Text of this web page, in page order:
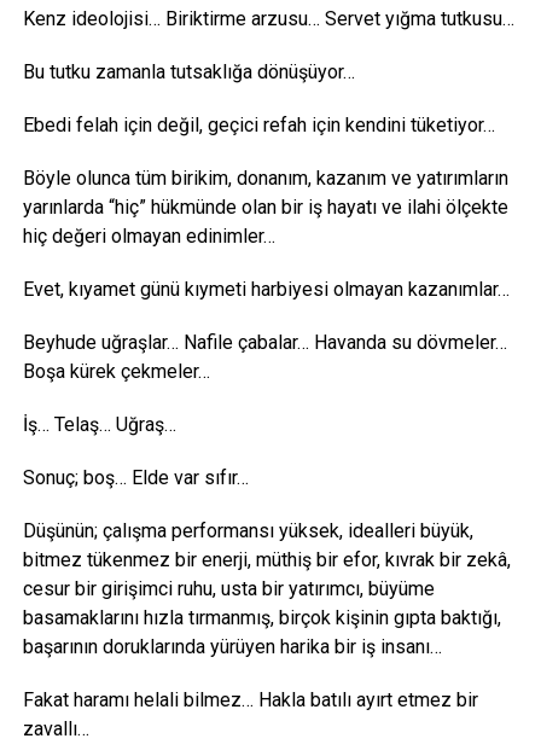
Kenz ideolojisi… Biriktirme arzusu… Servet yığma tutkusu…
Bu tutku zamanla tutsaklığa dönüşüyor…
Ebedi felah için değil, geçici refah için kendini tüketiyor…
Böyle olunca tüm birikim, donanım, kazanım ve yatırımların
yarınlarda “hiç” hükmünde olan bir iş hayatı ve ilahi ölçekte
hiç değeri olmayan edinimler…
Evet, kıyamet günü kıymeti harbiyesi olmayan kazanımlar…
Beyhude uğraşlar… Nafile çabalar… Havanda su dövmeler…
Boşa kürek çekmeler…
İş… Telaş… Uğraş…
Sonuç; boş… Elde var sıfır…
Düşünün; çalışma performansı yüksek, idealleri büyük,
bitmez tükenmez bir enerji, müthiş bir efor, kıvrak bir zekâ,
cesur bir girişimci ruhu, usta bir yatırımcı, büyüme
basamaklarını hızla tırmanmış, birçok kişinin gıpta baktığı,
başarının doruklarında yürüyen harika bir iş insanı…
Fakat haramı helali bilmez… Hakla batılı ayırt etmez bir
zavallı…